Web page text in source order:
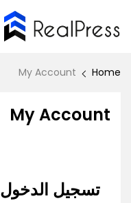
Home
My Account
My Account
تسجيل الدخول